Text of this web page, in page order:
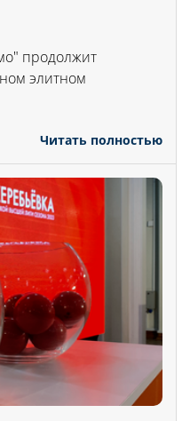
продолжит
элитном
Читать полностью